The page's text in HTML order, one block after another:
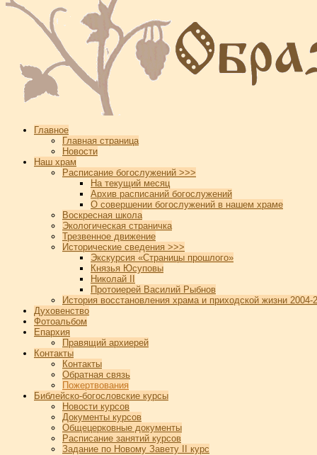
Главное
Главная страница
Новости
Наш храм
Расписание богослужений >>>
На текущий месяц
Архив расписаний богослужений
О совершении богослужений в нашем храме
Воскресная школа
Экологическая страничка
Трезвенное движение
Исторические сведения >>>
Экскурсия «Страницы прошлого»
Князья Юсуповы
Николай II
Протоиерей Василий Рыбнов
История восстановления храма и приходской жизни 2004-
Духовенство
Фотоальбом
Епархия
Правящий архиерей
Контакты
Контакты
Обратная связь
Пожертвования
Библейско-богословские курсы
Новости курсов
Документы курсов
Общецерковные документы
Расписание занятий курсов
Задание по Новому Завету II курс